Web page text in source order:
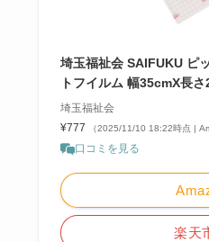
埼玉福祉会 SAIFUKU ピ
トフイルム 幅35cmX長
埼玉福祉会
¥777
（2025/11/10 18:22時点 |
口コミを見る
楽天